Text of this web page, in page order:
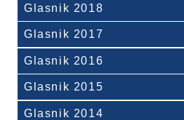
Glasnik 2018
Glasnik 2017
Glasnik 2016
Glasnik 2015
Glasnik 2014